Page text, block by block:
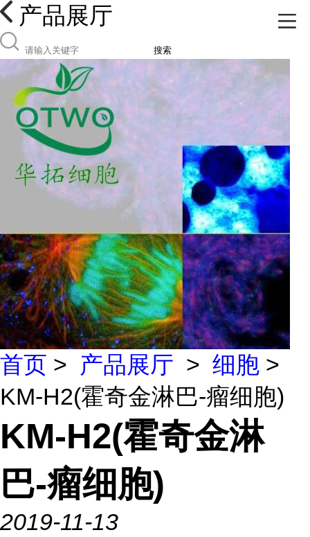
产品展厅
搜索
首页 > 产品展厅 > 细胞 >
KM-H2(霍奇金淋巴-瘤细胞)
KM-H2(霍奇金淋
巴-瘤细胞)
2019-11-13